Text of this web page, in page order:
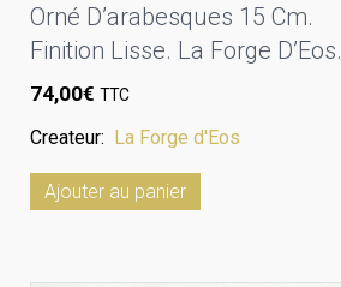
Orné D’arabesques 15 Cm.
Finition Lisse. La Forge D’Eos.
74,00€ TTC
Createur: La Forge d'Eos
Ajouter au panier